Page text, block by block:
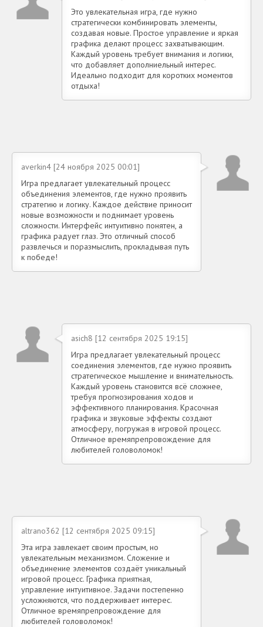
Это увлекательная игра, где нужно
стратегически комбинировать элементы,
создавая новые. Простое управление и яркая
графика делают процесс захватывающим.
Каждый уровень требует внимания и логики,
что добавляет дополниельный интерес.
Идеально подходит для коротких моментов
отдыха!
averkin4 [24 ноября 2025 00:01]
Игра предлагает увлекательный процесс
объединения элементов, где нужно проявить
стратегию и логику. Каждое действие приносит
новые возможности и поднимает уровень
сложности. Интерфейс интуитивно понятен, а
графика радует глаз. Это отличный способ
развлечься и поразмыслить, прокладывая путь
к победе!
asich8 [12 сентября 2025 19:15]
Игра предлагает увлекательный процесс
соединения элементов, где нужно проявить
стратегическое мышление и внимательность.
Каждый уровень становится всё сложнее,
требуя прогнозирования ходов и
эффективного планирования. Красочная
графика и звуковые эффекты создают
атмосферу, погружая в игровой процесс.
Отличное времяпрепровождение для
любителей головоломок!
altrano362 [12 сентября 2025 09:15]
Эта игра завлекает своим простым, но
увлекательным механизмом. Сложение и
объединение элементов создаёт уникальный
игровой процесс. Графика приятная,
управление интуитивное. Задачи постепенно
усложняются, что поддерживает интерес.
Отличное времяпрепровождение для
любителей головоломок!